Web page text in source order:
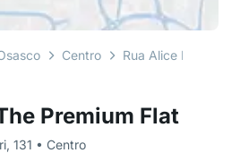
Premium Flat
131 • Centro
Centro Rua Alice Manholer